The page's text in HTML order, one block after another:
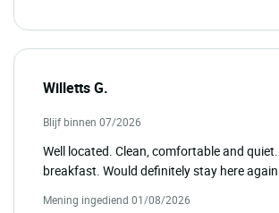
Willetts G.
Blijf binnen 07/2026
Well located. Clean, comfortable and
breakfast. Would definitely stay here again.
Mening ingediend 01/08/2026